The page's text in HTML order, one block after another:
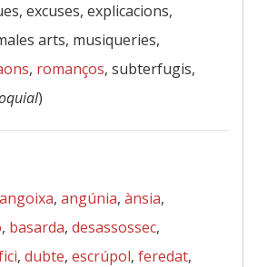
excuses, explicacions,
arts, musiqueries,
, romanços, subterfugis,
)
angoixa, angúnia, ànsia,
, basarda, desassossec,
, dubte, escrúpol, feredat,